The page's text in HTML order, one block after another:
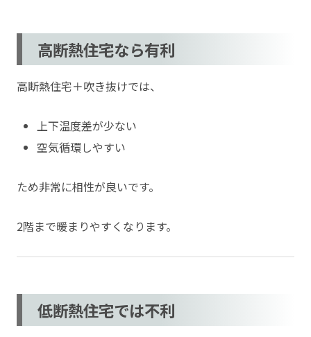
高断熱住宅なら有利
高断熱住宅＋吹き抜けでは、
上下温度差が少ない
空気循環しやすい
ため非常に相性が良いです。
2階まで暖まりやすくなります。
低断熱住宅では不利